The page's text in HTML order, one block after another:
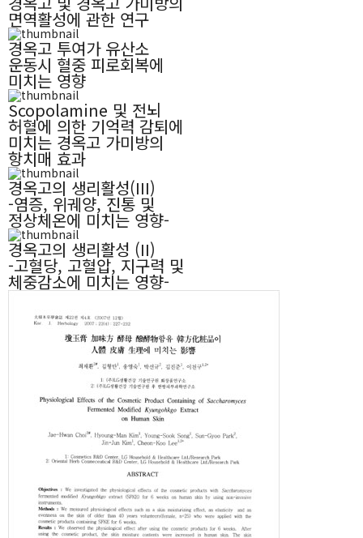
면역활성에 관한 연구
경옥고 투여가 유산소
운동시 혈중 피로회복에
미치는 영향
Scopolamine 및 전뇌
허혈에 의한 기억력 감퇴에
미치는 경옥고 가미방의
항치매 효과
경옥고의 생리활성(III)
-염증, 위궤양, 진통 및
정상체온에 미치는 영향-
경옥고의 생리활성 (II)
-고혈당, 고혈압, 지구력 및
체중감소에 미치는 영향-